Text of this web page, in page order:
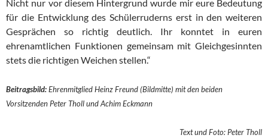
Nicht nur vor diesem Hintergrund wurde mir eure Bedeutung
für die Entwicklung des Schülerruderns erst in den weiteren
Gesprächen so richtig deutlich. Ihr konntet in euren
ehrenamtlichen Funktionen gemeinsam mit Gleichgesinnten
stets die richtigen Weichen stellen.“
Beitragsbild:Ehrenmitglied Heinz Freund (Bildmitte) mit den beiden
Vorsitzenden Peter Tholl und Achim Eckmann
Text und Foto: Peter Tholl